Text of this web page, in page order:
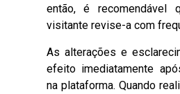
então, é recomendável
visitante revise-a com
As alterações e
efeito imediatamente
na plataforma. Quando